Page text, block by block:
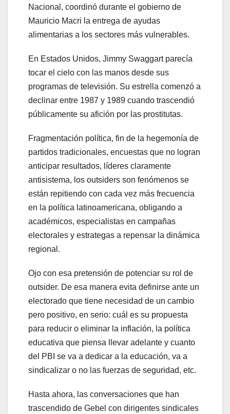
Nacional, coordinó durante el gobierno de
Mauricio Macri la entrega de ayudas
alimentarias a los sectores más vulnerables.
En Estados Unidos, Jimmy Swaggart parecía
tocar el cielo con las manos desde sus
programas de televisión. Su estrella comenzó a
declinar entre 1987 y 1989 cuando trascendió
públicamente su afición por las prostitutas.
Fragmentación política, fin de la hegemonía de
partidos tradicionales, encuestas que no logran
anticipar resultados, líderes claramente
antisistema, los outsiders son fenómenos se
están repitiendo con cada vez más frecuencia
en la política latinoamericana, obligando a
académicos, especialistas en campañas
electorales y estrategas a repensar la dinámica
regional.
Ojo con esa pretensión de potenciar su rol de
outsider. De esa manera evita definirse ante un
electorado que tiene necesidad de un cambio
pero positivo, en serio: cuál es su propuesta
para reducir o eliminar la inflación, la política
educativa que piensa llevar adelante y cuanto
del PBI se va a dedicar a la educación, va a
sindicalizar o no las fuerzas de seguridad, etc.
Hasta ahora, las conversaciones que han
trascendido de Gebel con dirigentes sindicales